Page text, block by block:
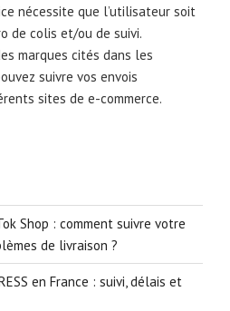
nécessite que l’utilisateur soit
de colis et/ou de suivi.
marques cités dans les
suivre vos envois
sites de e-commerce.
Shop : comment suivre votre
de livraison ?
en France : suivi, délais et